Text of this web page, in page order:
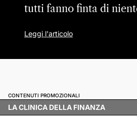
tutti fanno finta di
Leggi l'articolo
CONTENUTI PROMOZIONALI
LA CLINICA DELLA FINANZA